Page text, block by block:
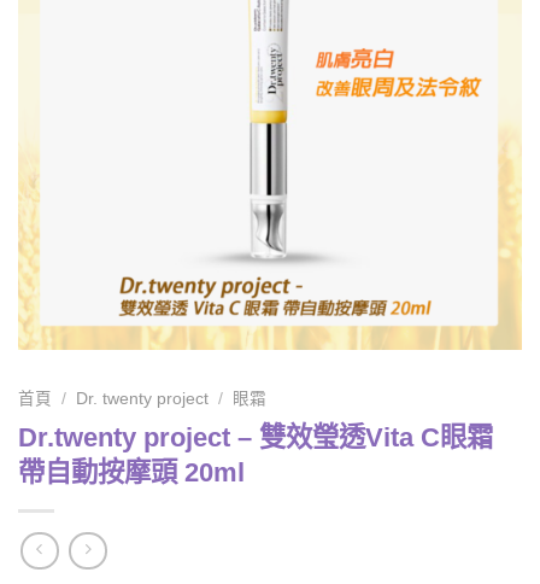
首頁 / Dr. twenty project / 眼霜
Dr.twenty project – 雙效瑩透Vita C眼霜
帶自動按摩頭 20ml